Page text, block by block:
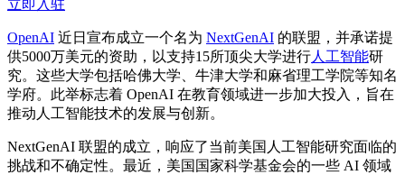
立即入驻
OpenAI 近日宣布成立一个名为 NextGenAI 的联盟，并承诺提
供5000万美元的资助，以支持15所顶尖大学进行人工智能研
究。这些大学包括哈佛大学、牛津大学和麻省理工学院等知名
学府。此举标志着 OpenAI 在教育领域进一步加大投入，旨在
推动人工智能技术的发展与创新。
NextGenAI 联盟的成立，响应了当前美国人工智能研究面临的
挑战和不确定性。最近，美国国家科学基金会的一些 AI 领域